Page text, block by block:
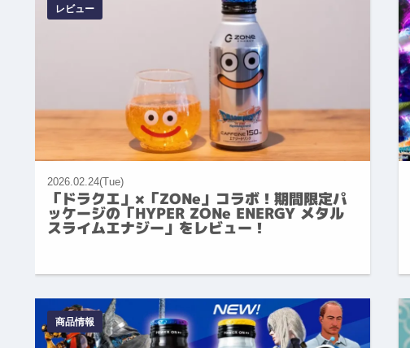
レビュー
2026.02.24(Tue)
「ドラクエ」×「ZONe」コラボ！期間限定パ
ッケージの「HYPER ZONe ENERGY メタル
スライムエナジー」をレビュー！
商品情報